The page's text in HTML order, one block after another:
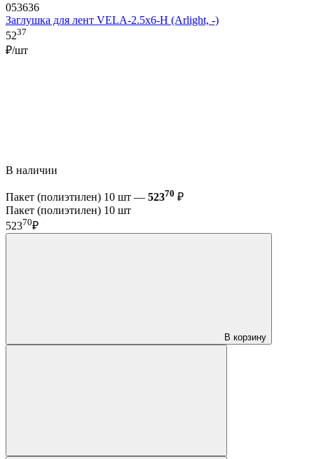
053636
Заглушка для лент VELA-2.5x6-H (Arlight, -)
5237
₽/шт
В наличии
Пакет (полиэтилен) 10 шт — 52370 ₽
Пакет (полиэтилен) 10 шт
52370₽
В корзину